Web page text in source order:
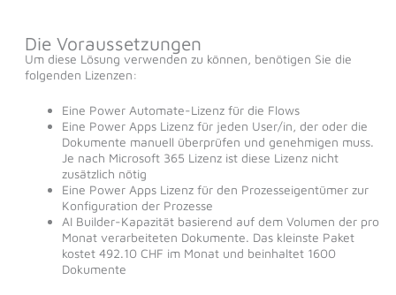
Die Voraussetzungen
Um diese Lösung verwenden zu können, benötigen Sie die
folgenden Lizenzen:
Eine Power Automate-Lizenz für die Flows
Eine Power Apps Lizenz für jeden User/in, der oder die
Dokumente manuell überprüfen und genehmigen muss.
Je nach Microsoft 365 Lizenz ist diese Lizenz nicht
zusätzlich nötig
Eine Power Apps Lizenz für den Prozesseigentümer zur
Konfiguration der Prozesse
AI Builder-Kapazität basierend auf dem Volumen der pro
Monat verarbeiteten Dokumente. Das kleinste Paket
kostet 492.10 CHF im Monat und beinhaltet 1600
Dokumente